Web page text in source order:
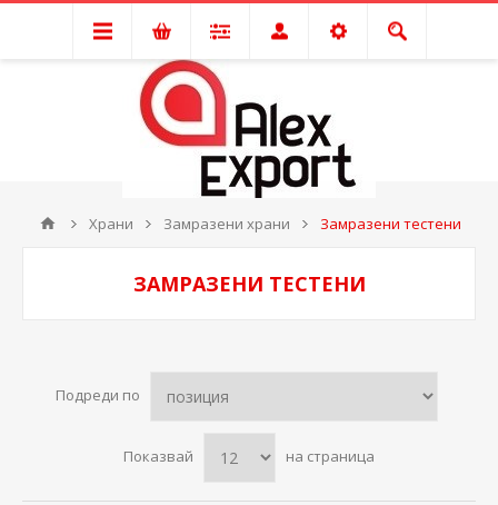
Храни Замразени храни Замразени тестени
ЗАМРАЗЕНИ ТЕСТЕНИ
Подреди по
Показвай на страница